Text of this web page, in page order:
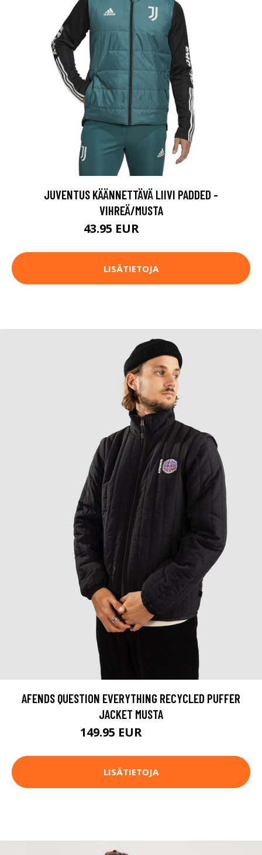
JUVENTUS KÄÄNNETTÄVÄ LIIVI PADDED -
VIHREÄ/MUSTA
43.95 EUR
LISÄTIETOJA
AFENDS QUESTION EVERYTHING RECYCLED PUFFER
JACKET MUSTA
149.95 EUR
LISÄTIETOJA